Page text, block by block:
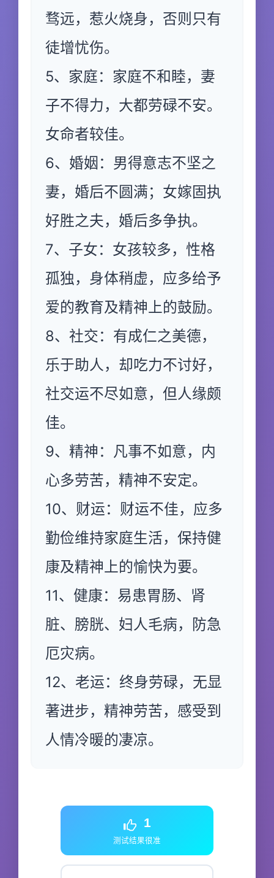
骛远，惹火烧身，否则只有
徒增忧伤。
5、家庭：家庭不和睦，妻
子不得力，大都劳碌不安。
女命者较佳。
6、婚姻：男得意志不坚之
妻，婚后不圆满；女嫁固执
好胜之夫，婚后多争执。
7、子女：女孩较多，性格
孤独，身体稍虚，应多给予
爱的教育及精神上的鼓励。
8、社交：有成仁之美德，
乐于助人，却吃力不讨好，
社交运不尽如意，但人缘颇
佳。
9、精神：凡事不如意，内
心多劳苦，精神不安定。
10、财运：财运不佳，应多
勤俭维持家庭生活，保持健
康及精神上的愉快为要。
11、健康：易患胃肠、肾
脏、膀胱、妇人毛病，防急
厄灾病。
12、老运：终身劳碌，无显
著进步，精神劳苦，感受到
人情冷暖的凄凉。
1
测试结果很准